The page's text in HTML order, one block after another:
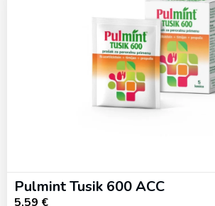
Pulmint Tusik 600 ACC
5,59 €